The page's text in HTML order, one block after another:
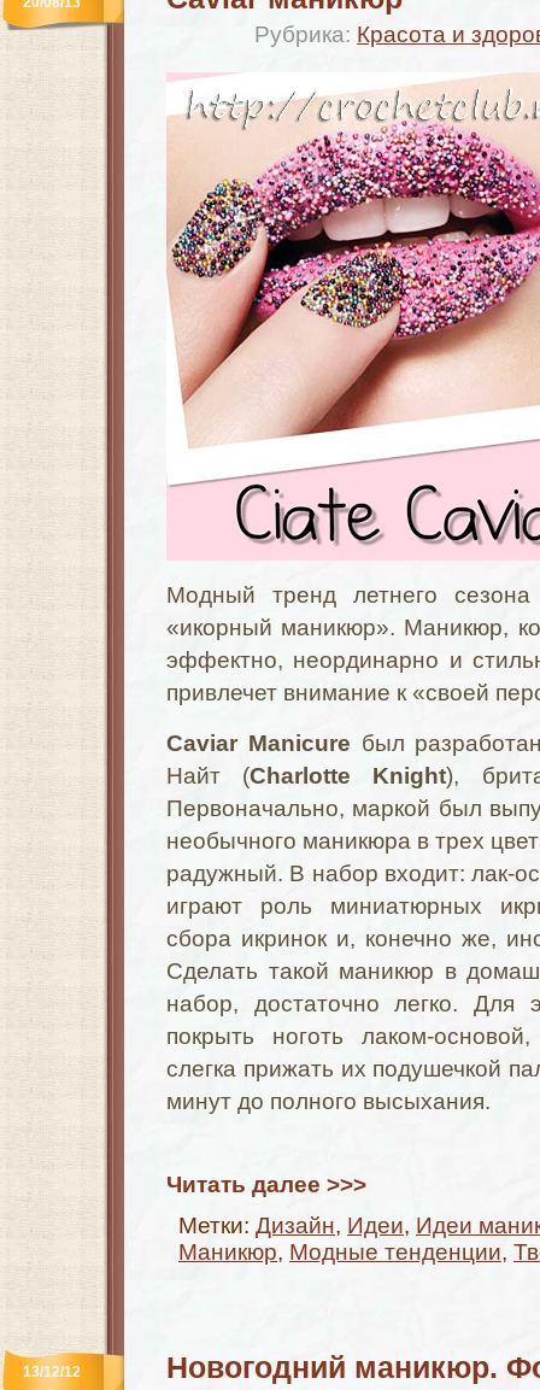
Рубрика: Красота и
Модный тренд летнего
«икорный маникюр». Маникюр,
эффектно, неординарно и
привлечет внимание к «своей
Caviar Manicure был
Найт (Charlotte Knight),
Первоначально, маркой был
необычного маникюра в трех
радужный. В набор входит: лак-
играют роль миниатюрных
сбора икринок и, конечно же,
Сделать такой маникюр в
набор, достаточно легко. Для
покрыть ноготь лаком-
слегка прижать их подушечкой
минут до полного высыхания.
Читать далее >>>
Метки: Дизайн, Идеи, Идеи
Маникюр, Модные тенденции,
Новогодний маникюр.
13/12/12